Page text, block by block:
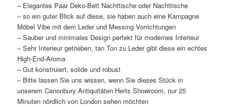
– Elegantes Paar Deko-Bett Nachttische oder Nachttische
– so ein guter Blick auf diese, sie haben auch eine Kampagne
Möbel Vibe mit dem Leder und Messing Vorrichtungen
– Sauber und minimales Design perfekt für modernes Interieur
– Sehr Interieur getrieben, tan Ton zu Leder gibt diese ein echtes
High-End-Aroma
– Gut konstruiert, solide und robust
– Bitte lassen Sie uns wissen, wenn Sie dieses Stück in
unserem Canonbury Antiquitäten Herts Showroom, nur 25
Minuten nördlich von London sehen möchten